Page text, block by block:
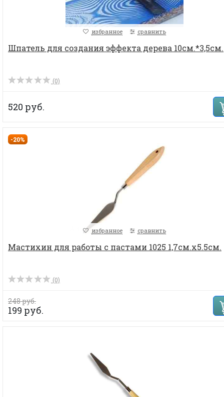
избранное сравнить
Шпатель для создания эффекта дерева 10см.*3,5см.
(0)
520 руб.
-20%
избранное сравнить
Мастихин для работы с пастами 1025 1,7см.х5.5см.
(0)
248 руб.
199 руб.